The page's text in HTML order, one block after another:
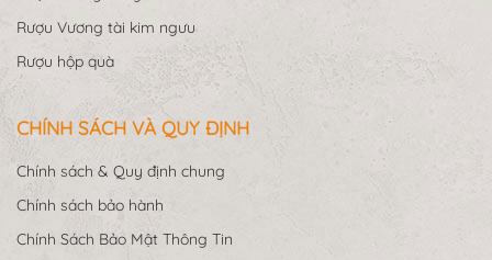
Rượu Vương tài kim ngưu
Rượu hộp quà
CHÍNH SÁCH VÀ QUY ĐỊNH
Chính sách & Quy định chung
Chính sách bảo hành
Chính Sách Bảo Mật Thông Tin